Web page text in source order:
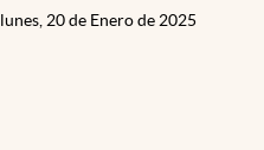
lunes, 20 de Enero de 2025